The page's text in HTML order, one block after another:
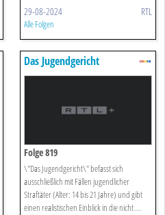
29-08-2024 RTL
Alle Folgen
Das Jugendgericht
Folge 819
\"Das Jugendgericht\" befasst sich
ausschließlich mit Fällen jugendlicher
Straftäter (Alter: 14 bis 21 Jahre) und gibt
einen realistischen Einblick in die nicht ...